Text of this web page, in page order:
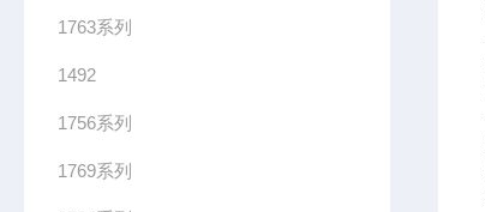
1763系列
1492
1756系列
1769系列